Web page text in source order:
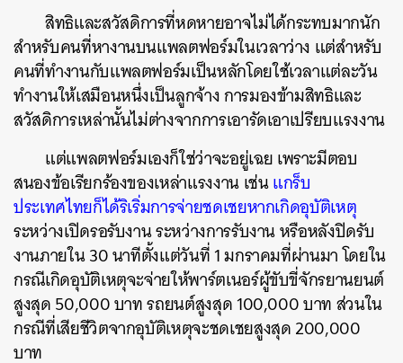
สิทธิและสวัสดิการที่หดหายอาจไม่ได้กระทบมากนัก
สำหรับคนที่หางานบนแพลตฟอร์มในเวลาว่าง แต่สำหรับ
คนที่ทำงานกับแพลตฟอร์มเป็นหลักโดยใช้เวลาแต่ละวัน
ทำงานให้เสมือนหนึ่งเป็นลูกจ้าง การมองข้ามสิทธิและ
สวัสดิการเหล่านั้นไม่ต่างจากการเอารัดเอาเปรียบแรงงาน
แต่แพลตฟอร์มเองก็ใช่ว่าจะอยู่เฉย เพราะมีตอบ
สนองข้อเรียกร้องของเหล่าแรงงาน เช่นแกร็บ
ประเทศไทยก็ได้ริเริ่มการจ่ายชดเชยหากเกิดอุบัติเหตุ
ระหว่างเปิดรอรับงาน ระหว่างการรับงาน หรือหลังปิดรับ
งานภายใน 30 นาทีตั้งแต่วันที่ 1 มกราคมที่ผ่านมา โดยใน
กรณีเกิดอุบัติเหตุจะจ่ายให้พาร์ตเนอร์ผู้ขับขี่จักรยานยนต์
สูงสุด 50,000 บาท รถยนต์สูงสุด 100,000 บาท ส่วนใน
กรณีที่เสียชีวิตจากอุบัติเหตุจะชดเชยสูงสุด 200,000
บาท
SHARE TWEET LINE EMAIL